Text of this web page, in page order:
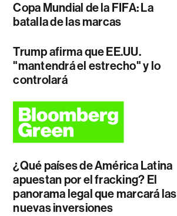
Copa Mundial de la FIFA: La
batalla de las marcas
Trump afirma que EE.UU.
"mantendrá el estrecho" y lo
controlará
¿Qué países de América Latina
apuestan por el fracking? El
panorama legal que marcará las
nuevas inversiones